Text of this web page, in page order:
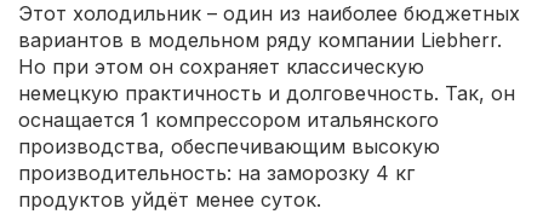
Этот холодильник – один из наиболее бюджетных
вариантов в модельном ряду компании Liebherr.
Но при этом он сохраняет классическую
немецкую практичность и долговечность. Так, он
оснащается 1 компрессором итальянского
производства, обеспечивающим высокую
производительность: на заморозку 4 кг
продуктов уйдёт менее суток.